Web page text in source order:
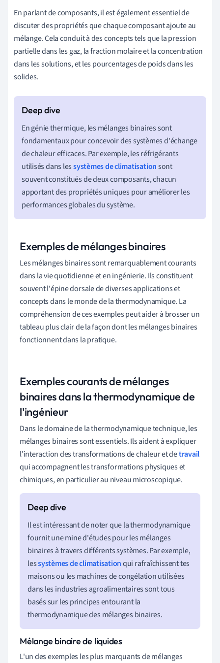
En parlant de composants, il est également essentiel de
discuter des propriétés que chaque composant ajoute au
mélange. Cela conduit à des concepts tels que la pression
partielle dans les gaz, la fraction molaire et la concentration
dans les solutions, et les pourcentages de poids dans les
solides.
En génie thermique, les mélanges binaires sont
fondamentaux pour concevoir des systèmes d'échange
de chaleur efficaces. Par exemple, les réfrigérants
utilisés dans lessystèmes de climatisationsont
souvent constitués de deux composants, chacun
apportant des propriétés uniques pour améliorer les
performances globales du système.
Exemples de mélanges binaires
Les mélanges binaires sont remarquablement courants
dans la vie quotidienne et en ingénierie. Ils constituent
souvent l'épine dorsale de diverses applications et
concepts dans le monde de la thermodynamique. La
compréhension de ces exemples peut aider à brosser un
tableau plus clair de la façon dont les mélanges binaires
fonctionnent dans la pratique.
Exemples courants de mélanges
binaires dans la thermodynamique de
l'ingénieur
Dans le domaine de la thermodynamique technique, les
mélanges binaires sont essentiels. Ils aident à expliquer
l'interaction des transformations de chaleur et detravail
qui accompagnent les transformations physiques et
chimiques, en particulier au niveau microscopique.
Il est intéressant de noter que la thermodynamique
fournit une mine d'études pour les mélanges
binaires à travers différents systèmes. Par exemple,
lessystèmes de climatisationqui rafraîchissent tes
maisons ou les machines de congélation utilisées
dans les industries agroalimentaires sont tous
basés sur les principes entourant la
thermodynamique des mélanges binaires.
Mélange binaire de liquides
L'un des exemples les plus marquants de mélanges